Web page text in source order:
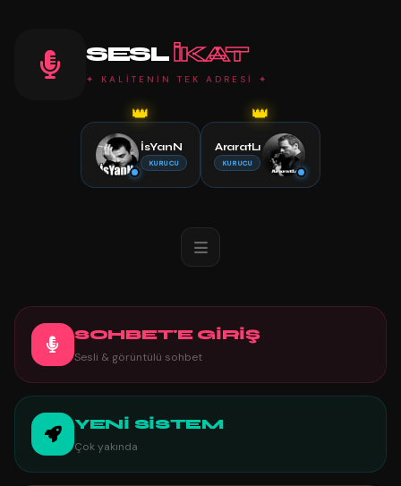
SESL IKAT
✦ KALİTENİN TEK ADRESİ ✦
👑
İsYanN
KURUCU
👑
AraratLı
KURUCU
SOHBET'E GİRİŞ
Sesli & görüntülü sohbet
YENİ SİSTEM
Çok yakında